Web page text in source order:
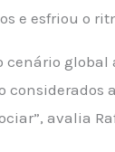
e esfriou o
cenário
considerados
avalia